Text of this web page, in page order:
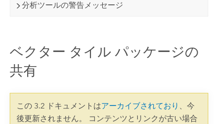
分析ツールの警告メッセージ
ベクター タイル パッケージの
共有
この 3.2 ドキュメントはアーカイブされており 、今
後更新されません。 コンテンツとリンクが古い場合